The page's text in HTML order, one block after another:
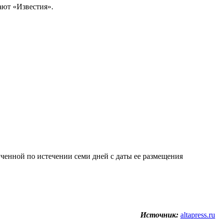
«Известия».
по истечении семи дней с даты ее размещения
Источник: altapress.ru